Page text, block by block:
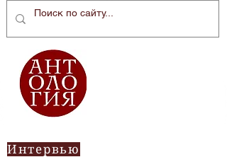
Интервью